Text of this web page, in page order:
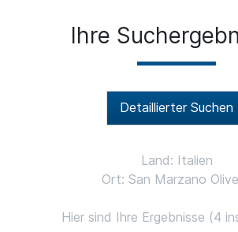
Ihre
Detaillierter Suchen
Land: Italien
Ort: San Marzano
Hier sind Ihre Ergebnisse (4